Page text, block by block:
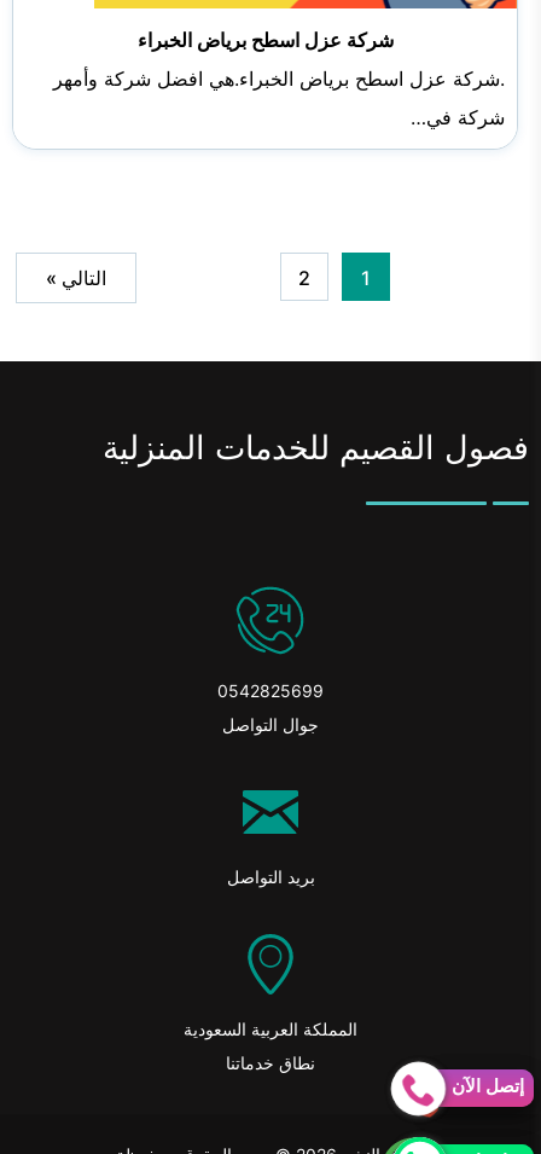
شركة عزل اسطح برياض الخبراء
.شركة عزل اسطح برياض الخبراء.هي افضل شركة وأمهر
شركة في…
1
2 التالي »
فصول القصيم للخدمات المنزلية
0542825699
جوال التواصل
بريد التواصل
المملكة العربية السعودية
نطاق خدماتنا
إتصل الآن
إتصل الآن